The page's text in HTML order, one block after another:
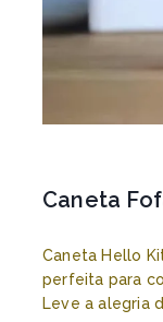
Caneta
Caneta Hello
perfeita para
Leve a alegria